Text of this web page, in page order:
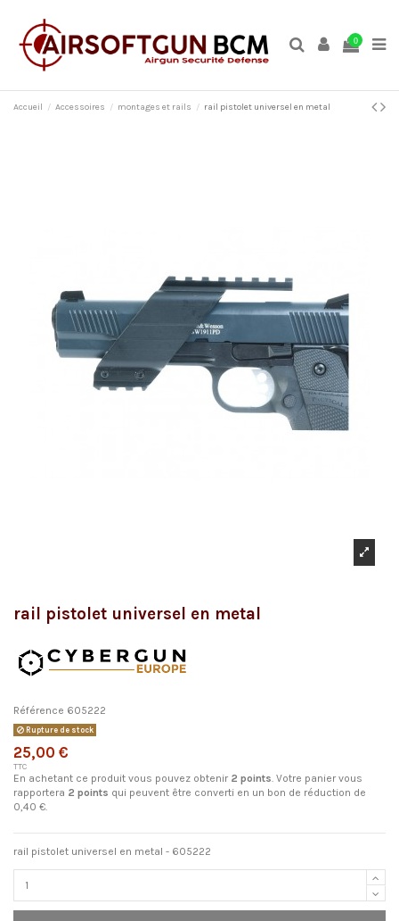
0
Accueil Accessoires montages et rails rail pistolet universel en metal
rail pistolet universel en metal
Référence 605222
Rupture de stock
25,00 €
TTC
En achetant ce produit vous pouvez obtenir 2 points . Votre panier vous
rapportera 2 points qui peuvent être converti en un bon de réduction de
0,40 €
rail pistolet universel en metal - 605222